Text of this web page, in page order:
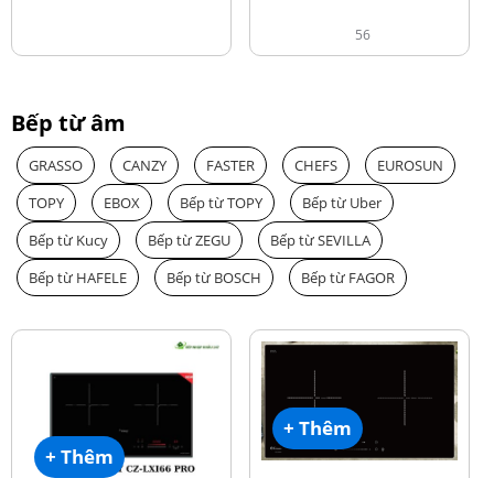
56
Bếp từ âm
GRASSO CANZY FASTER CHEFS
EUROSUN
TOPY
EBOX Bếp từ TOPY
Bếp từ Uber
Bếp từ Kucy
Bếp từ ZEGU
Bếp từ SEVILLA
Bếp từ HAFELE
Bếp từ BOSCH Bếp từ FAGOR
+ Thêm
+ Thêm